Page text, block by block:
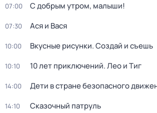
07:00 С добрым утром, малыши!
07:30 Ася и Вася
10:00 Вкусные рисунки. Создай и съешь
10:10 10 лет приключений. Лео и Тиг
14:00 Дети в стране безопасного
14:10 Сказочный патруль